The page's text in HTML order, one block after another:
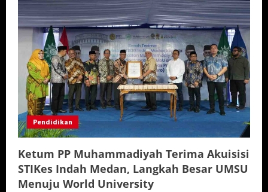
Pendidikan
Ketum PP Muhammadiyah Terima Akuisisi
STIKes Indah Medan, Langkah Besar UMSU
Menuju World University